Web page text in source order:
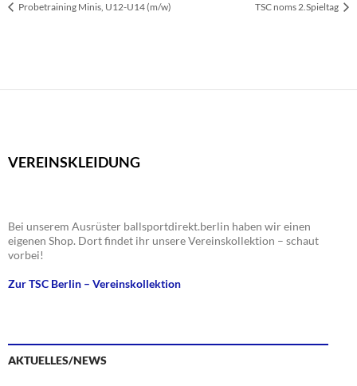
Probetraining Minis, U12-U14 (m/w) TSC noms 2.Spieltag
VEREINSKLEIDUNG
Bei unserem Ausrüster ballsportdirekt.berlin haben wir einen
eigenen Shop. Dort findet ihr unsere Vereinskollektion – schaut
vorbei!
Zur TSC Berlin – Vereinskollektion
AKTUELLES/NEWS